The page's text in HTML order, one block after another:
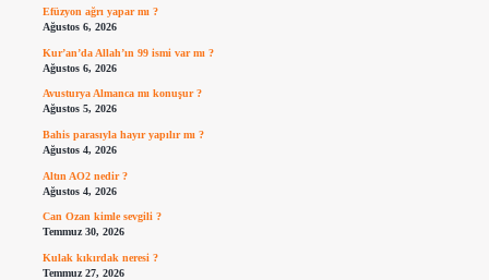
Efüzyon ağrı yapar mı ?
Ağustos 6, 2026
Kur’an’da Allah’ın 99 ismi var mı ?
Ağustos 6, 2026
Avusturya Almanca mı konuşur ?
Ağustos 5, 2026
Bahis parasıyla hayır yapılır mı ?
Ağustos 4, 2026
Altın AO2 nedir ?
Ağustos 4, 2026
Can Ozan kimle sevgili ?
Temmuz 30, 2026
Kulak kıkırdak neresi ?
Temmuz 27, 2026